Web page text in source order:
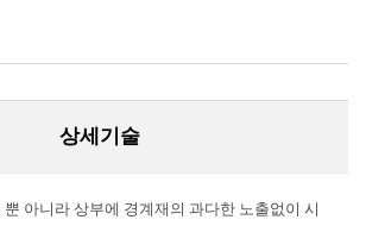
상세기술
아니라 상부에 경계재의 과다한 노출없이 시